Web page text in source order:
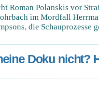
Roman Polanskis vor
im Mordfall
die Schauprozesse
Doku nicht?